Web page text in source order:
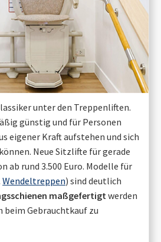
unter den Treppenliften.
günstig und für Personen
eigener Kraft aufstehen und sich
Neue Sitzlifte für gerade
ab rund 3.500 Euro. Modelle für
Wendeltreppen) sind deutlich
maßgefertigt werden
beim Gebrauchtkauf zu